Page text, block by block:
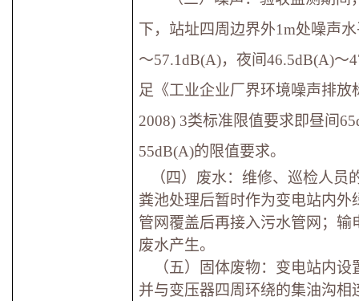
下，站址四周边界外1m处噪声
～57.1dB(A)，夜间46.5dB(A)～
足《工业企业厂界环境噪声排放
2008) 3类标准限值要求即昼间
55dB(A)的限值要求。
（四）废水：维修、巡检人员
粪池处理后暂时作为变电站内外
管网覆盖后再接入污水管网；输
废水产生。
（五）固体废物：变电站内设
并与变压器四周环绕的集油沟相